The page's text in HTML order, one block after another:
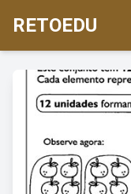
RETOEDU